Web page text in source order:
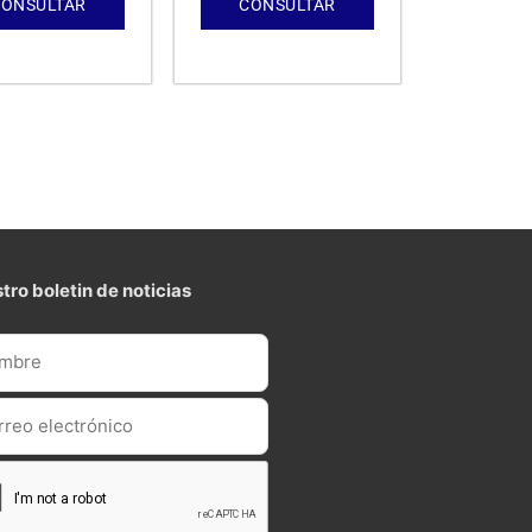
CONSULTAR
boletin de noticias